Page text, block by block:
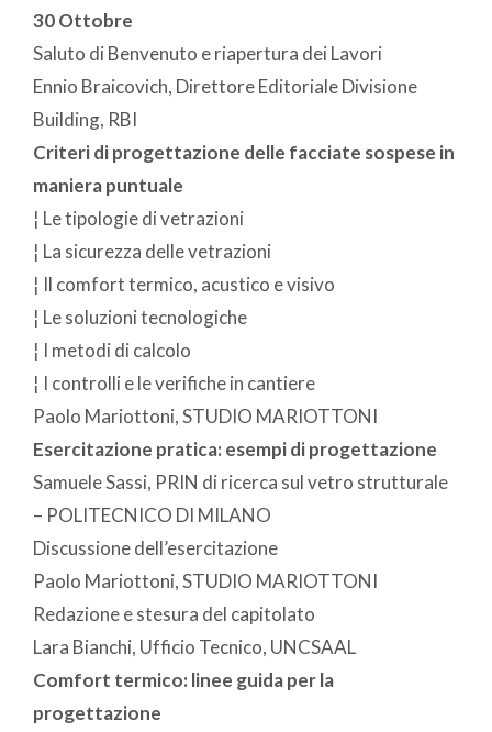
30 Ottobre
Saluto di Benvenuto e riapertura dei Lavori
Ennio Braicovich, Direttore Editoriale Divisione
Building, RBI
Criteri di progettazione delle facciate sospese in
maniera puntuale
¦ Le tipologie di vetrazioni
¦ La sicurezza delle vetrazioni
¦ Il comfort termico, acustico e visivo
¦ Le soluzioni tecnologiche
¦ I metodi di calcolo
¦ I controlli e le verifiche in cantiere
Paolo Mariottoni, STUDIO MARIOTTONI
Esercitazione pratica: esempi di progettazione
Samuele Sassi, PRIN di ricerca sul vetro strutturale
– POLITECNICO DI MILANO
Discussione dell’esercitazione
Paolo Mariottoni, STUDIO MARIOTTONI
Redazione e stesura del capitolato
Lara Bianchi, Ufficio Tecnico, UNCSAAL
Comfort termico: linee guida per la
progettazione